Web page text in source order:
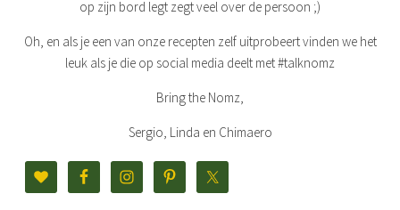
op zijn bord legt zegt veel over de persoon ;)
Oh, en als je een van onze recepten zelf uitprobeert vinden we het
leuk als je die op social media deelt met #talknomz
Bring the Nomz,
Sergio, Linda en Chimaero